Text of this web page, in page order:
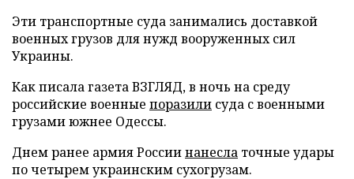
Эти транспортные суда занимались доставкой
военных грузов для нужд вооруженных сил
Украины.
Как писала газета ВЗГЛЯД, в ночь на среду
российские военные поразили суда с военными
грузами южнее Одессы.
Днем ранее армия Россиинанесла точные удары
по четырем украинским сухогрузам.